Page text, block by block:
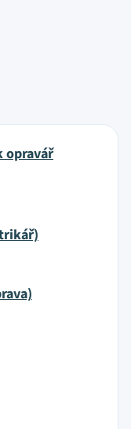
opravář